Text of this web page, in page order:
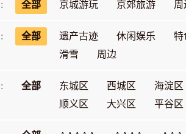
全部 京城游玩 京郊旅游 周
全部 遗产古迹 休闲娱乐
特
滑雪
周边
全部 东城区 西城区
海淀区
顺义区
大兴区 平谷区